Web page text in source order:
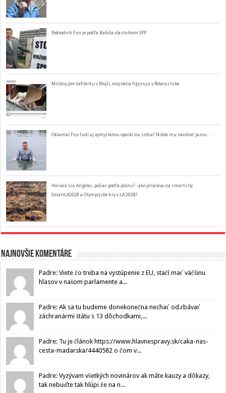
Podvodník Fico je podľa Babiša vlastníkom SPP
Milióny pre kafilérku v Mojši, majitelia figurujú v Rotary clube
Oklamal Fico ľudí aj vymyslenou operáciou srdca? Nikde mu nevidieť jazvu…
Horiace Los Angeles, požiar podľa plánu? ..ako príprava na smart city
SmartLA2028 a Olympijské hry v LA 2028?
Najnovšie komentáre
Padre: Viete čo treba na vystúpenie z EU, stačí mať väčšinu
hlasov v našom parlamente a...
Padre: Ak sa tu budeme donekonečna nechať od.rbávať
záchranármi štátu s 13 dôchodkami,...
Padre: Tu je článok https://www.hlavnespravy.sk/caka-nas-
cesta-madarska/4440582 o čom v...
Padre: Vyzývam všetkých novinárov ak máte kauzy a dôkazy,
tak nebuďte tak hlúpi že na n...